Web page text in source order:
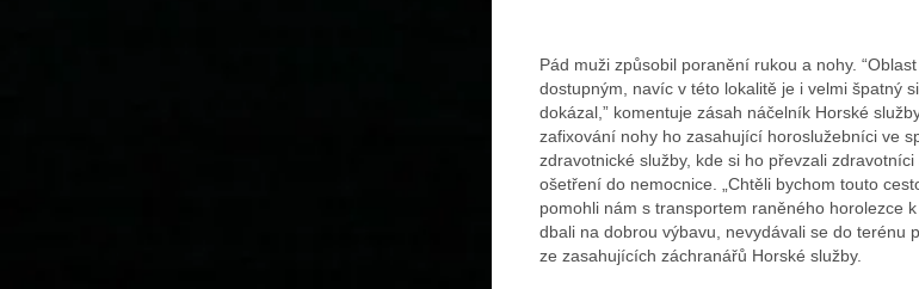
Pád muži způsobil poranění rukou a nohy.
dostupným, navíc v této lokalitě je i velmi špatný
dokázal,” komentuje zásah náčelník Horské
zafixování nohy ho zasahující horoslužebníci ve
zdravotnické služby, kde si ho převzali
ošetření do nemocnice. „Chtěli bychom touto
pomohli nám s transportem raněného horolezce
dbali na dobrou výbavu, nevydávali se do terénu
ze zasahujících záchranářů Horské služby.